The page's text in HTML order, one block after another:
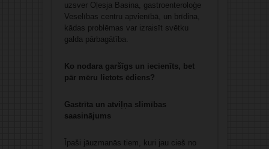
uzsver Oļesja Basina, gastroenteroloģe
Veselības centru apvienībā, un brīdina,
kādas problēmas var izraisīt svētku
galda pārbagātība.
Ko nodara garšīgs un iecienīts, bet
pār mēru lietots ēdiens?
Gastrīta un atviļņa slimības
saasinājums
Īpaši jāuzmanās tiem, kuri jau cieš no